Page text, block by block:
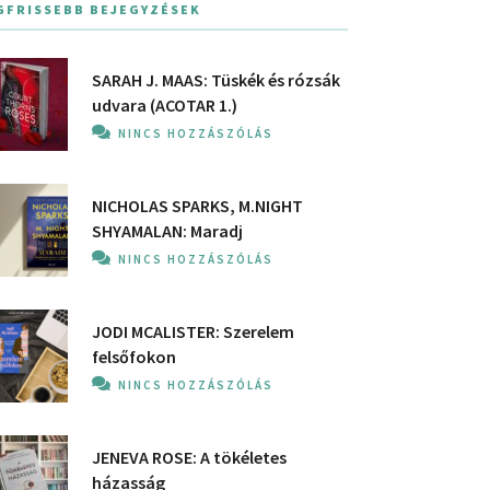
BEJEGYZÉSEK
SARAH J. MAAS: Tüskék és rózsák
udvara (ACOTAR 1.)
NINCS HOZZÁSZÓLÁS
NICHOLAS SPARKS, M.NIGHT
SHYAMALAN: Maradj
NINCS HOZZÁSZÓLÁS
JODI MCALISTER: Szerelem
felsőfokon
NINCS HOZZÁSZÓLÁS
JENEVA ROSE: A ​tökéletes
házasság